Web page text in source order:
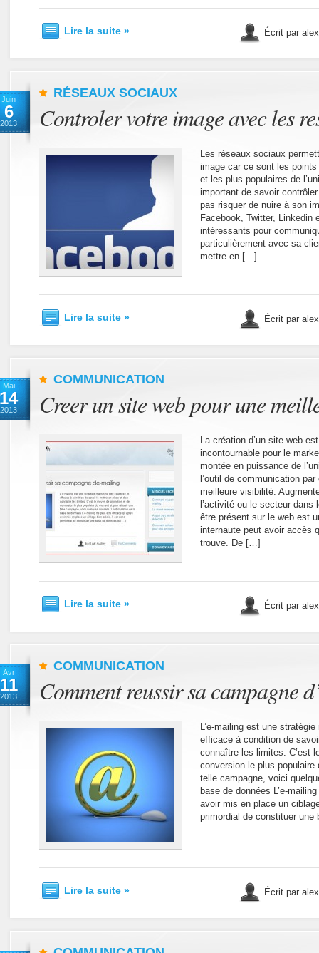
Lire la suite » Écrit par
Juin
6
2013
RÉSEAUX SOCIAUX
Controler votre image avec les
Les réseaux sociaux
image car ce sont les
et les plus populaires de
important de savoir
pas risquer de nuire à son
Facebook, Twitter, Linkedin
intéressants pour
particulièrement avec sa
mettre en […]
Lire la suite » Écrit par
Mai
14
2013
COMMUNICATION
Creer un site web pour une
La création d’un site web
incontournable pour le
montée en puissance de
l’outil de communication
meilleure visibilité.
l’activité ou le secteur
être présent sur le web est
internaute peut avoir accès
trouve. De […]
Lire la suite » Écrit par
Avr
11
2013
COMMUNICATION
Comment reussir sa campagne
L’e-mailing est une
efficace à condition de
connaître les limites. C’est
conversion le plus
telle campagne, voici
base de données L’e-
avoir mis en place un
primordial de constituer
Lire la suite » Écrit par